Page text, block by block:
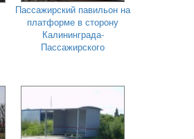
Пассажирский павильон на
платформе в сторону
Калининграда-
Пассажирского